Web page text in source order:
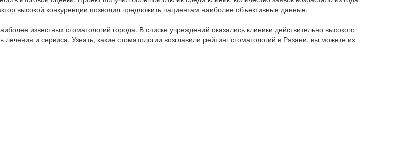
высокой конкуренции позволил предложить пациентам наиболее объективные данные.
известных стоматологий города. В списке учреждений оказались клиники действительно высокого
и сервиса. Узнать, какие стоматологии возглавили рейтинг стоматологий в Рязани, вы можете из